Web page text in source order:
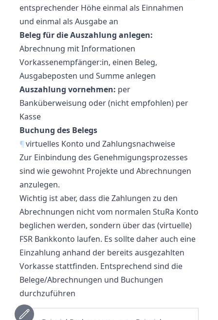
entsprechender Höhe einmal als Einnahmen
und einmal als Ausgabe an
Beleg für die Auszahlung anlegen:
Abrechnung mit Informationen
Vorkassenempfänger:in, einen Beleg,
Ausgabeposten und Summe anlegen
Auszahlung vornehmen: per
Banküberweisung oder (nicht empfohlen) per
Kasse
Buchung des Belegs
¶virtuelles Konto und Zahlungsnachweise
Zur Einbindung des Genehmigungsprozesses
sind wie gewohnt Projekte und Abrechnungen
anzulegen.
Wichtig ist aber, dass die Zahlungen zu den
Abrechnungen nicht vom normalen StuRa Konto
beglichen werden, sondern über das (virtuelle)
FSR Bankkonto laufen. Es sollte daher auch eine
Einzahlung anhand der bereits ausgezahlten
Vorkasse stattfinden. Entsprechend sind die
Belege/Abrechnungen und Buchungen
durchzuführen